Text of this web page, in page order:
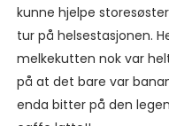
kunne hjelpe
tur på helsestasjonen.
melkekutten nok var
på at det bare var
enda bitter på den